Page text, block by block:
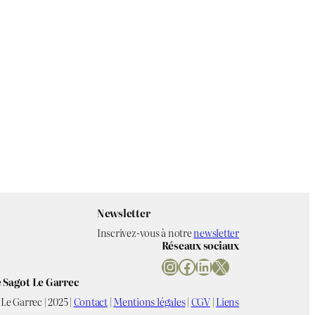
Newsletter
Inscrivez-vous à notrenewsletter
Réseaux sociaux
InstagramFacebook LinkedIn X
Le Garrec
Garrec | 2025 |Contact|Mentions légales|CGV|Liens